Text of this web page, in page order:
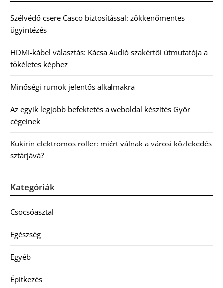
Szélvédő csere Casco biztosítással: zökkenőmentes
ügyintézés
HDMI-kábel választás: Kácsa Audió szakértői útmutatója a
tökéletes képhez
Minőségi rumok jelentős alkalmakra
Az egyik legjobb befektetés a weboldal készítés Győr
cégeinek
Kukirin elektromos roller: miért válnak a városi közlekedés
sztárjává?
Kategóriák
Csocsóasztal
Egészség
Egyéb
Építkezés